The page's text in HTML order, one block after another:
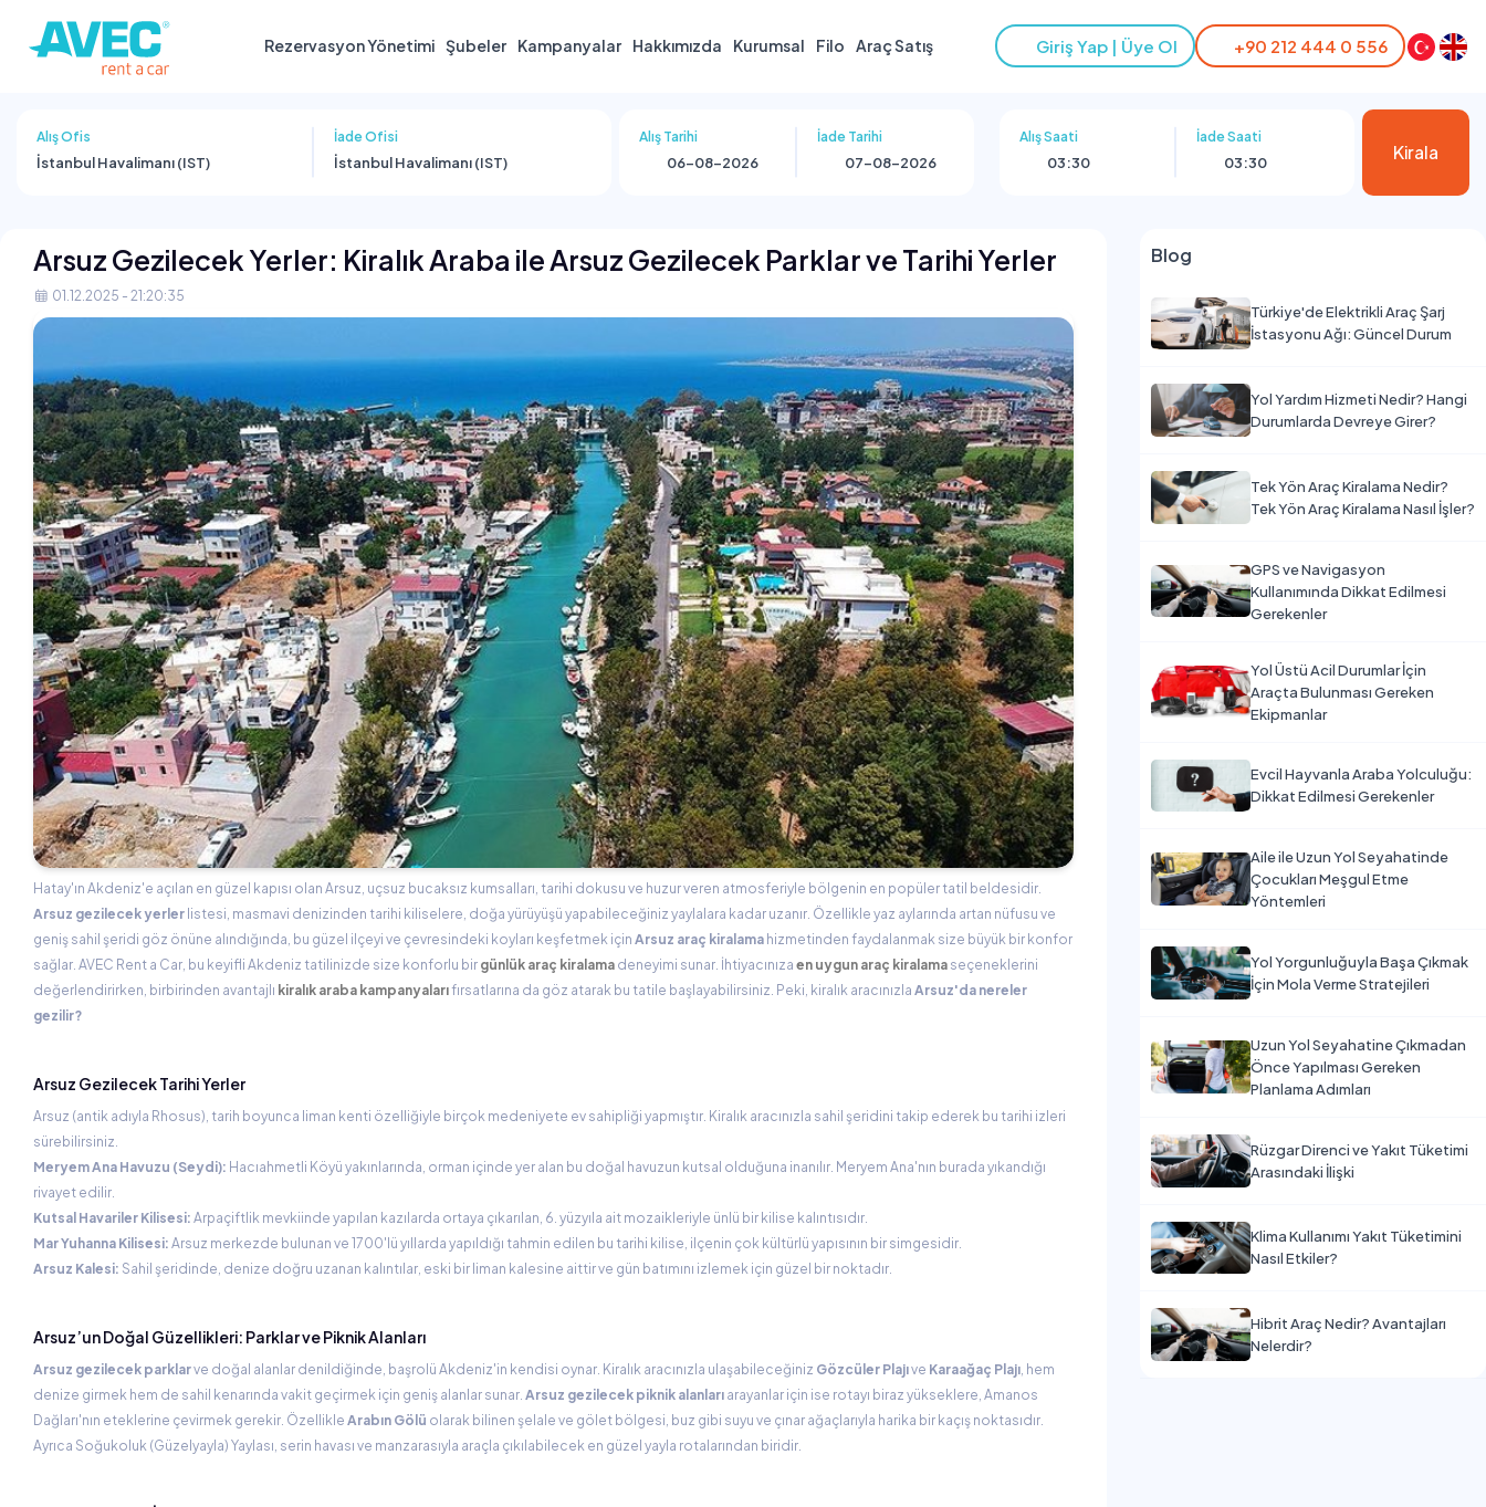
Rezervasyon Yönetimi Şubeler Kampanyalar Hakkımızda Kurumsal Filo Araç Satış Giriş Yap | Üye Ol +90 212 444 0 556
Alış Ofis
İstanbul Havalimanı (IST)
İade Ofisi
İstanbul Havalimanı (IST)
Alış Tarihi İade Tarihi Alış Saati
03:30
İade Saati
03:30 Kirala
Arsuz Gezilecek Yerler: Kiralık Araba ile Arsuz Gezilecek Parklar ve Tarihi Yerler
01.12.2025 - 21:20:35
Hatay'ın Akdeniz'e açılan en güzel kapısı olan Arsuz, uçsuz bucaksız kumsalları, tarihi dokusu ve huzur veren atmosferiyle bölgenin en popüler tatil beldesidir.
Arsuz gezilecek yerler listesi, masmavi denizinden tarihi kiliselere, doğa yürüyüşü yapabileceğiniz yaylalara kadar uzanır. Özellikle yaz aylarında artan nüfusu ve
geniş sahil şeridi göz önüne alındığında, bu güzel ilçeyi ve çevresindeki koyları keşfetmek için Arsuz araç kiralama hizmetinden faydalanmak size büyük bir konfor
sağlar. AVEC Rent a Car, bu keyifli Akdeniz tatilinizde size konforlu bir günlük araç kiralama deneyimi sunar. İhtiyacınıza en uygun araç kiralama seçeneklerini
değerlendirirken, birbirinden avantajlı kiralık araba kampanyalarıfırsatlarına da göz atarak bu tatile başlayabilirsiniz. Peki, kiralık aracınızla Arsuz'da nereler
gezilir?
Arsuz Gezilecek Tarihi Yerler
Arsuz (antik adıyla Rhosus), tarih boyunca liman kenti özelliğiyle birçok medeniyete ev sahipliği yapmıştır. Kiralık aracınızla sahil şeridini takip ederek bu tarihi izleri
sürebilirsiniz.
Meryem Ana Havuzu (Seydi): Hacıahmetli Köyü yakınlarında, orman içinde yer alan bu doğal havuzun kutsal olduğuna inanılır. Meryem Ana'nın burada yıkandığı
rivayet edilir.
Kutsal Havariler Kilisesi: Arpaçiftlik mevkiinde yapılan kazılarda ortaya çıkarılan, 6. yüzyıla ait mozaikleriyle ünlü bir kilise kalıntısıdır.
Mar Yuhanna Kilisesi: Arsuz merkezde bulunan ve 1700'lü yıllarda yapıldığı tahmin edilen bu tarihi kilise, ilçenin çok kültürlü yapısının bir simgesidir.
Arsuz Kalesi: Sahil şeridinde, denize doğru uzanan kalıntılar, eski bir liman kalesine aittir ve gün batımını izlemek için güzel bir noktadır.
Arsuz’un Doğal Güzellikleri: Parklar ve Piknik Alanları
Arsuz gezilecek parklarve doğal alanlar denildiğinde, başrolü Akdeniz'in kendisi oynar. Kiralık aracınızla ulaşabileceğiniz Gözcüler Plajıve Karaağaç Plajı, hem
denize girmek hem de sahil kenarında vakit geçirmek için geniş alanlar sunar. Arsuz gezilecek piknik alanları arayanlar için ise rotayı biraz yükseklere, Amanos
Dağları'nın eteklerine çevirmek gerekir. Özellikle Arabın Gölü olarak bilinen şelale ve gölet bölgesi, buz gibi suyu ve çınar ağaçlarıyla harika bir kaçış noktasıdır.
Ayrıca Soğukoluk (Güzelyayla) Yaylası, serin havası ve manzarasıyla araçla çıkılabilecek en güzel yayla rotalarından biridir.
Blog
Türkiye'de Elektrikli Araç Şarj
İstasyonu Ağı: Güncel Durum
Yol Yardım Hizmeti Nedir? Hangi
Durumlarda Devreye Girer?
Tek Yön Araç Kiralama Nedir?
Tek Yön Araç Kiralama Nasıl İşler?
GPS ve Navigasyon
Kullanımında Dikkat Edilmesi
Gerekenler
Yol Üstü Acil Durumlar İçin
Araçta Bulunması Gereken
Ekipmanlar
Evcil Hayvanla Araba Yolculuğu:
Dikkat Edilmesi Gerekenler
Aile ile Uzun Yol Seyahatinde
Çocukları Meşgul Etme
Yöntemleri
Yol Yorgunluğuyla Başa Çıkmak
İçin Mola Verme Stratejileri
Uzun Yol Seyahatine Çıkmadan
Önce Yapılması Gereken
Planlama Adımları
Rüzgar Direnci ve Yakıt Tüketimi
Arasındaki İlişki
Klima Kullanımı Yakıt Tüketimini
Nasıl Etkiler?
Hibrit Araç Nedir? Avantajları
Nelerdir?